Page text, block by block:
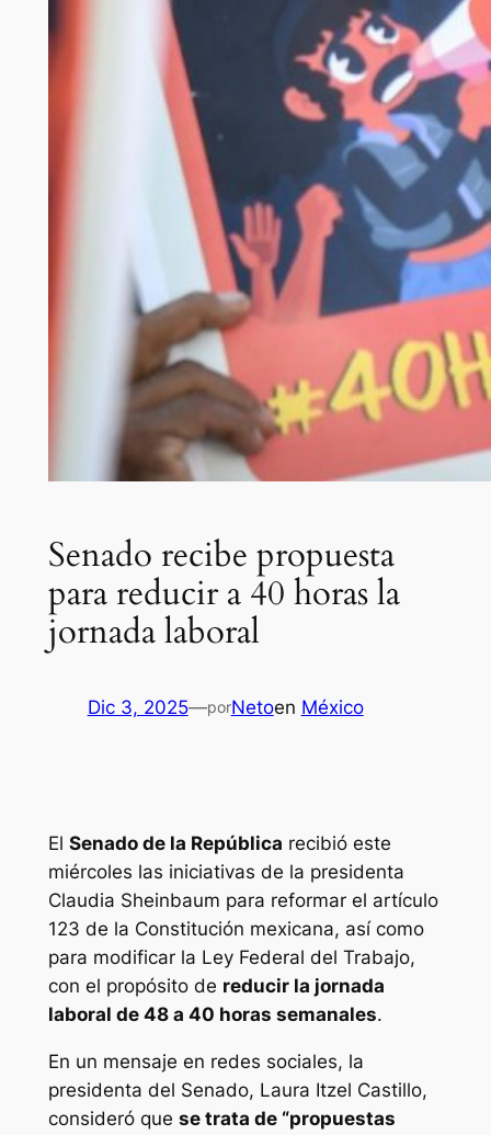
Senado recibe propuesta
para reducir a 40 horas la
jornada laboral
Dic 3, 2025—porNetoen México
El Senado de la República recibió este
miércoles las iniciativas de la presidenta
Claudia Sheinbaum para reformar el artículo
123 de la Constitución mexicana, así como
para modificar la Ley Federal del Trabajo,
con el propósito de reducir la jornada
laboral de 48 a 40 horas semanales.
En un mensaje en redes sociales, la
presidenta del Senado, Laura Itzel Castillo,
consideró que se trata de “propuestas